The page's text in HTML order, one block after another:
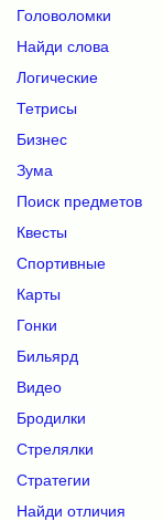
Головоломки
Найди слова
Логические
Тетрисы
Бизнес
Зума
Поиск предметов
Квесты
Спортивные
Карты
Гонки
Бильярд
Видео
Бродилки
Стрелялки
Стратегии
Найди отличия